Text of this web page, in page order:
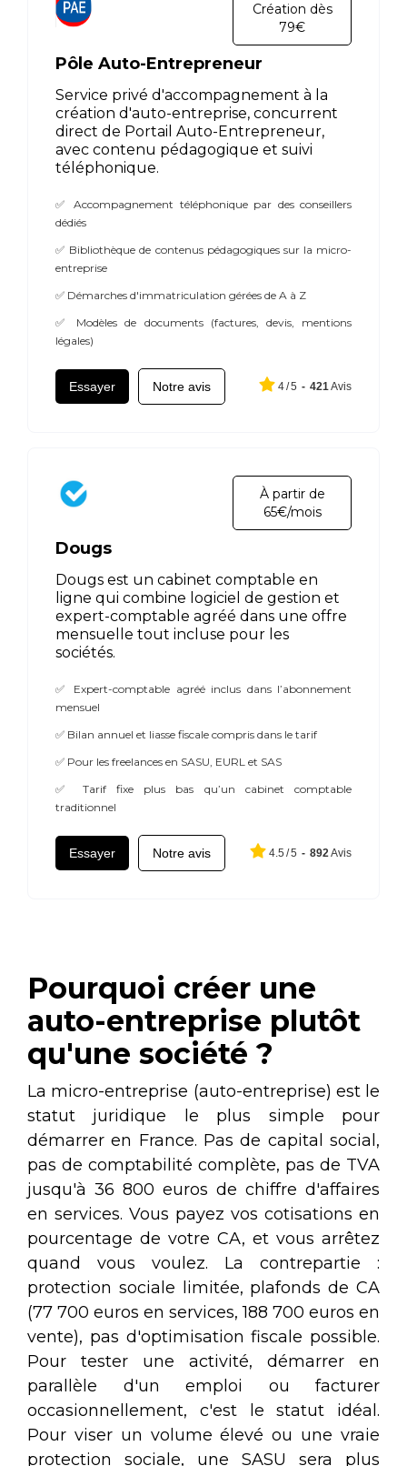
Création dès
79€
Pôle Auto-Entrepreneur
Service privé d'accompagnement à la
création d'auto-entreprise, concurrent
direct de Portail Auto-Entrepreneur,
avec contenu pédagogique et suivi
téléphonique.
✅ Accompagnement téléphonique par des conseillers
dédiés
✅ Bibliothèque de contenus pédagogiques sur la micro-
entreprise
✅ Démarches d'immatriculation gérées de A à Z
✅ Modèles de documents (factures, devis, mentions
légales)
Essayer Notre avis 4/5 - 421Avis
À partir de
65€/mois
Dougs
Dougs est un cabinet comptable en
ligne qui combine logiciel de gestion et
expert-comptable agréé dans une offre
mensuelle tout incluse pour les
sociétés.
✅ Expert-comptable agréé inclus dans l’abonnement
mensuel
✅ Bilan annuel et liasse fiscale compris dans le tarif
✅ Pour les freelances en SASU, EURL et SAS
✅ Tarif fixe plus bas qu’un cabinet comptable
traditionnel
Essayer Notre avis 4.5 /5 - 892Avis
Pourquoi créer une
auto-entreprise plutôt
qu'une société ?
La micro-entreprise (auto-entreprise) est le
statut juridique le plus simple pour
démarrer en France. Pas de capital social,
pas de comptabilité complète, pas de TVA
jusqu'à 36 800 euros de chiffre d'affaires
en services. Vous payez vos cotisations en
pourcentage de votre CA, et vous arrêtez
quand vous voulez. La contrepartie :
protection sociale limitée, plafonds de CA
(77 700 euros en services, 188 700 euros en
vente), pas d'optimisation fiscale possible.
Pour tester une activité, démarrer en
parallèle d'un emploi ou facturer
occasionnellement, c'est le statut idéal.
Pour viser un volume élevé ou une vraie
protection sociale, une SASU sera plus